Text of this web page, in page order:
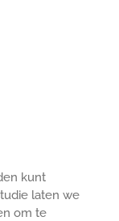
kunt
laten we
om te